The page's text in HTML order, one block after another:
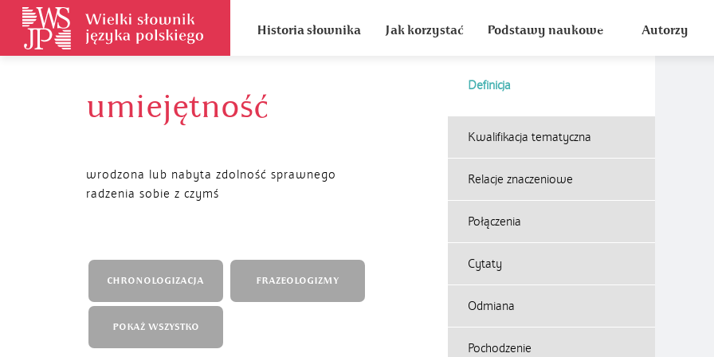
Historia słownika Jak korzystać Podstawy naukowe Autorzy
umiejętność
Definicja
wrodzona lub nabyta zdolność sprawnego
radzenia sobie z czymś
Kwalifikacja tematyczna
Relacje znaczeniowe
Połączenia
Cytaty
Odmiana
Pochodzenie
CHRONOLOGIZACJA FRAZEOLOGIZMY
POKAŻ WSZYSTKO